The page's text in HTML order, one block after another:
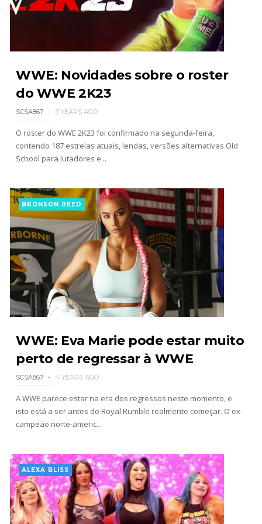
AEW Dynamite 29JUL26
Unknown-Jul 30 2026
Unknown Jul 29 2026
Championship Match
SCSA867-Jul 28 2026
WWE Monday Night Raw 27 July 2026
Unknown-Jul 28 2026
AEW Redemption 2026
Unknown -Jul 27 2026
WWE: Unreal Season 3
Unknown - Jul 26 2026
Dark Side of the Ring Season 7 Episode 4 “Necro
Unknown-Jul 26 2026
WWE Main Event, July 23, 2026
Unknown-Jul 26 2026
WWE: Novidades sobre o roster
do WWE 2K23
SCSA867 3 YEARS AGO
O roster do WWE 2K23 foi confirmado na segunda-feira,
contendo 187 estrelas atuais, lendas, versões alternativas Old
School para lutadores e...
BRONSON REED
WWE: Eva Marie pode estar muito
perto de regressar à WWE
SCSA867 4 YEARS AGO
A WWE parece estar na era dos regressos neste momento, e
isto está a ser antes do Royal Rumble realmente começar. O ex-
campeão norte-americ...
ALEXA BLISS